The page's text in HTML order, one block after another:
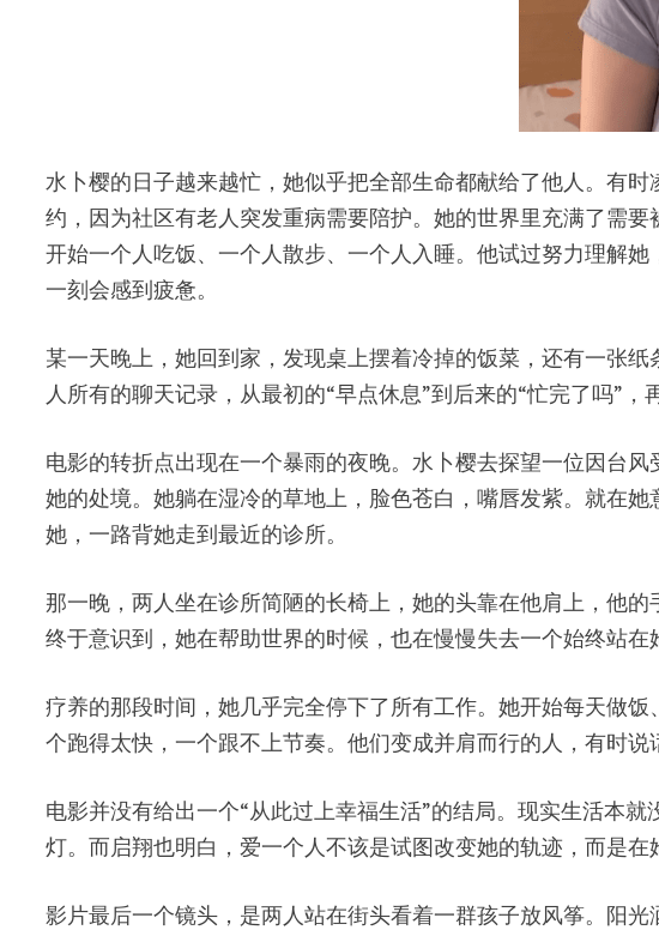
水卜樱的日子越来越忙，她似乎把全部生命都献给了他人。有
约，因为社区有老人突发重病需要陪护。她的世界里充满了需
开始一个人吃饭、一个人散步、一个人入睡。他试过努力理解
一刻会感到疲惫。
某一天晚上，她回到家，发现桌上摆着冷掉的饭菜，还有一张
人所有的聊天记录，从最初的“早点休息”到后来的“忙完了吗”，
电影的转折点出现在一个暴雨的夜晚。水卜樱去探望一位因台
她的处境。她躺在湿冷的草地上，脸色苍白，嘴唇发紫。就在
她，一路背她走到最近的诊所。
那一晚，两人坐在诊所简陋的长椅上，她的头靠在他肩上，他
终于意识到，她在帮助世界的时候，也在慢慢失去一个始终站在
疗养的那段时间，她几乎完全停下了所有工作。她开始每天做
个跑得太快，一个跟不上节奏。他们变成并肩而行的人，有时说
电影并没有给出一个“从此过上幸福生活”的结局。现实生活本
灯。而启翔也明白，爱一个人不该是试图改变她的轨迹，而是在
影片最后一个镜头，是两人站在街头看着一群孩子放风筝。阳